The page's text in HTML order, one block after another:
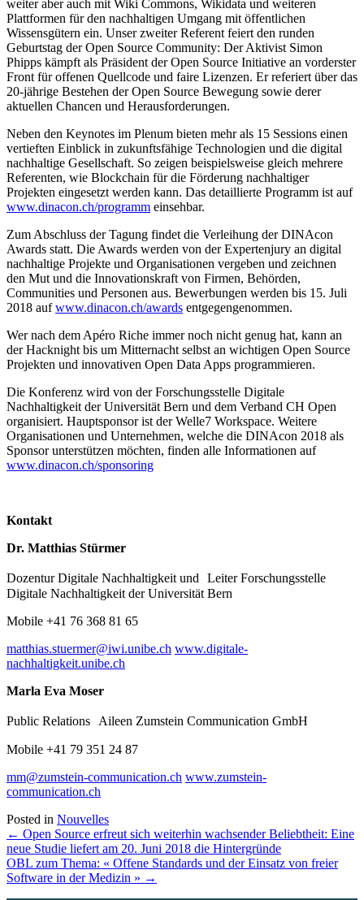
weiter aber auch mit Wiki Commons, Wikidata und weiteren
Plattformen für den nachhaltigen Umgang mit öffentlichen
Wissensgütern ein. Unser zweiter Referent feiert den runden
Geburtstag der Open Source Community: Der Aktivist Simon
Phipps kämpft als Präsident der Open Source Initiative an vorderster
Front für offenen Quellcode und faire Lizenzen. Er referiert über das
20-jährige Bestehen der Open Source Bewegung sowie derer
aktuellen Chancen und Herausforderungen.
Neben den Keynotes im Plenum bieten mehr als 15 Sessions einen
vertieften Einblick in zukunftsfähige Technologien und die digital
nachhaltige Gesellschaft. So zeigen beispielsweise gleich mehrere
Referenten, wie Blockchain für die Förderung nachhaltiger
Projekten eingesetzt werden kann. Das detaillierte Programm ist auf
www.dinacon.ch/programm einsehbar.
Zum Abschluss der Tagung findet die Verleihung der DINAcon
Awards statt. Die Awards werden von der Expertenjury an digital
nachhaltige Projekte und Organisationen vergeben und zeichnen
den Mut und die Innovationskraft von Firmen, Behörden,
Communities und Personen aus. Bewerbungen werden bis 15. Juli
2018 aufwww.dinacon.ch/awards entgegengenommen.
Wer nach dem Apéro Riche immer noch nicht genug hat, kann an
der Hacknight bis um Mitternacht selbst an wichtigen Open Source
Projekten und innovativen Open Data Apps programmieren.
Die Konferenz wird von der Forschungsstelle Digitale
Nachhaltigkeit der Universität Bern und dem Verband CH Open
organisiert. Hauptsponsor ist der Welle7 Workspace. Weitere
Organisationen und Unternehmen, welche die DINAcon 2018 als
Sponsor unterstützen möchten, finden alle Informationen auf
www.dinacon.ch/sponsoring
Kontakt
Dr. Matthias Stürmer
Dozentur Digitale Nachhaltigkeit und Leiter Forschungsstelle
Digitale Nachhaltigkeit der Universität Bern
Mobile +41 76 368 81 65
matthias.stuermer@iwi.unibe.ch www.digitale-
nachhaltigkeit.unibe.ch
Marla Eva Moser
Public Relations Aileen Zumstein Communication GmbH
Mobile +41 79 351 24 87
mm@zumstein-communication.ch www.zumstein-
communication.ch
Posted in Nouvelles
Posts
navigation
← Open Source erfreut sich weiterhin wachsender Beliebtheit: Eine
neue Studie liefert am 20. Juni 2018 die Hintergründe
OBL zum Thema: « Offene Standards und der Einsatz von freier
Software in der Medizin » →